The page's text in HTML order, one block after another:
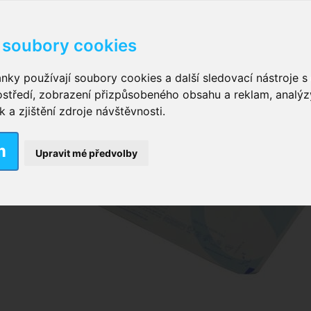
cookies
používají soubory cookies a další sledovací nástroje s
zobrazení přizpůsobeného obsahu a reklam,
a zjištění zdroje návštěvnosti.
Upravit mé předvolby
kalhotky zalepovací ,Inkontinenční kalhotky
vložky pro muže
plavky,Dámské inkontinenční plavky